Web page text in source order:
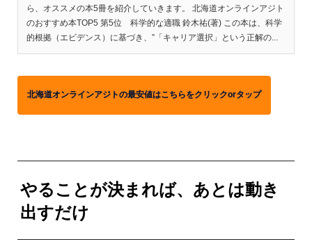
ら、オススメの本5冊を紹介していきます。 北海道オンラインアジト
のおすすめ本TOP5 第5位 科学的な適職 鈴木祐(著) この本は、科学
的根拠（エビデンス）に基づき、”「キャリア選択」という正解の...
北海道オンラインアジトの最安値はこちらをクリックorタップ
やることが決まれば、あとは動き
出すだけ